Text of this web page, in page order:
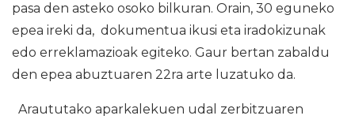
pasa den asteko osoko bilkuran. Orain, 30 eguneko
epea ireki da, dokumentua ikusi eta iradokizunak
edo erreklamazioak egiteko. Gaur bertan zabaldu
den epea abuztuaren 22ra arte luzatuko da.
Araututako aparkalekuen udal zerbitzuaren